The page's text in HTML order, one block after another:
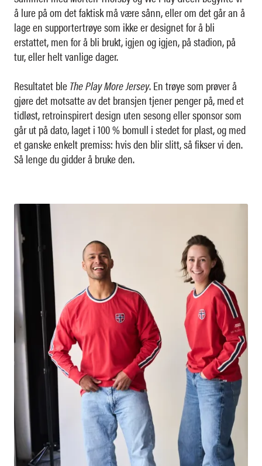
å lure på om det faktisk må være sånn, eller om det går an å
lage en supportertrøye som ikke er designet for å bli
erstattet, men for å bli brukt, igjen og igjen, på stadion, på
tur, eller helt vanlige dager.
Resultatet bleThe Play More Jersey. En trøye som prøver å
gjøre det motsatte av det bransjen tjener penger på, med et
tidløst, retroinspirert design uten sesong eller sponsor som
går ut på dato, laget i 100 % bomull i stedet for plast, og med
et ganske enkelt premiss: hvis den blir slitt, så fikser vi den.
Så lenge du gidder å bruke den.